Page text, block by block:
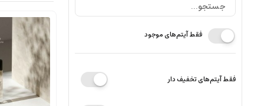
فقط آیتم‌های موجود
فقط آیتم‌های تخفیف دار